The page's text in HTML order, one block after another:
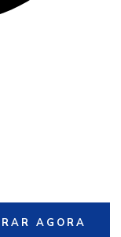
AGORA